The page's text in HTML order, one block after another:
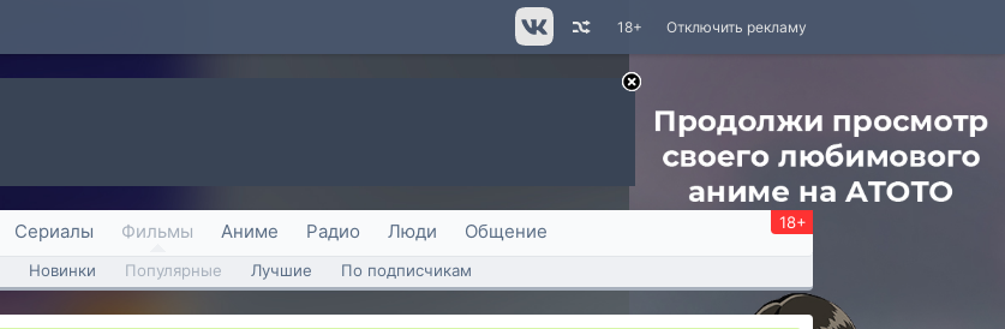
Отключить рекламу
18+
Сериалы Фильмы Аниме Радио Люди Общение 18+
Новинки Популярные Лучшие По подписчикам